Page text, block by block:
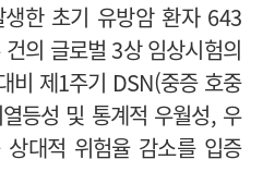
한 초기 유방암 환자 643
의 글로벌 3상 임상시험의
비 제1주기 DSN(중증 호중
등성 및 통계적 우월성, 우
대적 위험율 감소를 입증